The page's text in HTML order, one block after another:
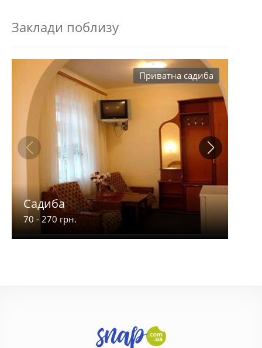
Заклади поблизу
Приватна садиба
Садиба
70 - 270 грн.